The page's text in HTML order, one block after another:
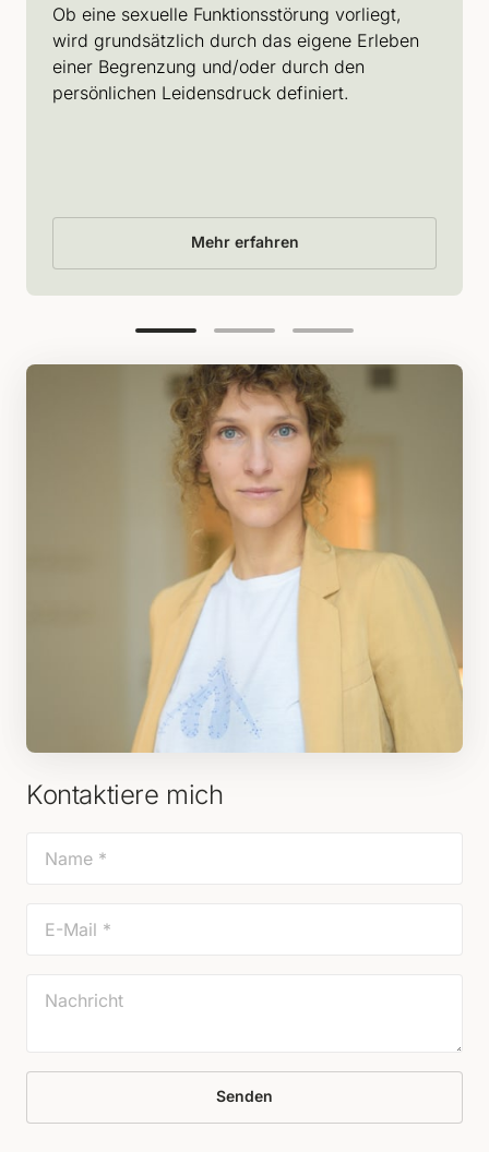
Ob eine sexuelle Funktionsstörung vorliegt,
wird grundsätzlich durch das eigene Erleben
einer Begrenzung und/oder durch den
persönlichen Leidensdruck definiert.
Mehr erfahren
Kontaktiere mich
Senden